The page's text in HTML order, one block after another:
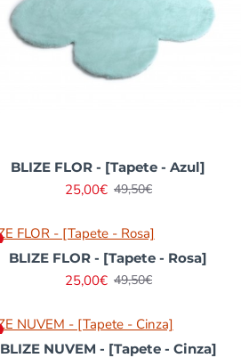
BLIZE FLOR - [Tapete - Azul]
25,00€ 49,50€
BLIZE FLOR - [Tapete - Rosa]
25,00€ 49,50€
BLIZE NUVEM - [Tapete - Cinza]